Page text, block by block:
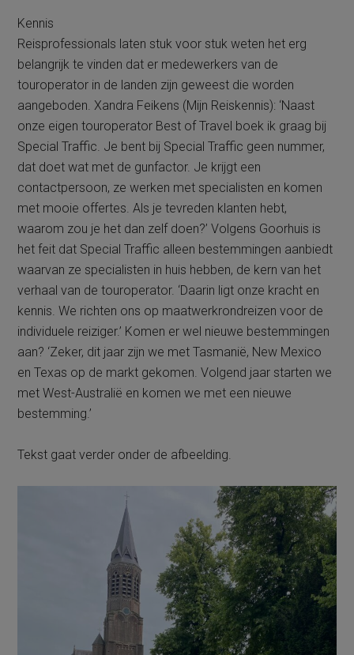
Kennis
Reisprofessionals laten stuk voor stuk weten het erg
belangrijk te vinden dat er medewerkers van de
touroperator in de landen zijn geweest die worden
aangeboden. Xandra Feikens (Mijn Reiskennis): ‘Naast
onze eigen touroperator Best of Travel boek ik graag bij
Special Traffic. Je bent bij Special Traffic geen nummer,
dat doet wat met de gunfactor. Je krijgt een
contactpersoon, ze werken met specialisten en komen
met mooie offertes. Als je tevreden klanten hebt,
waarom zou je het dan zelf doen?’ Volgens Goorhuis is
het feit dat Special Traffic alleen bestemmingen aanbiedt
waarvan ze specialisten in huis hebben, de kern van het
verhaal van de touroperator. ‘Daarin ligt onze kracht en
kennis. We richten ons op maatwerkrondreizen voor de
individuele reiziger.’ Komen er wel nieuwe bestemmingen
aan? ‘Zeker, dit jaar zijn we met Tasmanië, New Mexico
en Texas op de markt gekomen. Volgend jaar starten we
met West-Australië en komen we met een nieuwe
bestemming.’
Tekst gaat verder onder de afbeelding.